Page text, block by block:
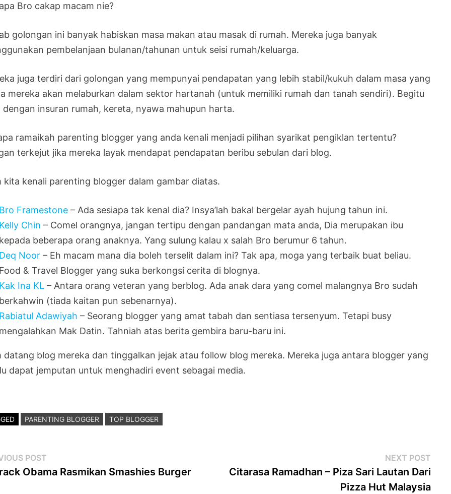
Bro cakap macam nie?
golongan ini banyak habiskan masa makan atau masak di rumah. Mereka juga banyak
pembelanjaan bulanan/tahunan untuk seisi rumah/keluarga.
juga terdiri dari golongan yang mempunyai pendapatan yang lebih stabil/kukuh dalam masa yang
mereka akan melaburkan dalam sektor hartanah (untuk memiliki rumah dan tanah sendiri). Begitu
dengan insuran rumah, kereta, nyawa mahupun harta.
ramaikah parenting blogger yang anda kenali menjadi pilihan syarikat pengiklan tertentu?
terkejut jika mereka layak mendapat pendapatan beribu sebulan dari blog.
kita kenali parenting blogger dalam gambar diatas.
Framestone – Ada sesiapa tak kenal dia? Insya’lah bakal bergelar ayah hujung tahun ini.
Chin – Comel orangnya, jangan tertipu dengan pandangan mata anda, Dia merupakan ibu
beberapa orang anaknya. Yang sulung kalau x salah Bro berumur 6 tahun.
Noor – Eh macam mana dia boleh terselit dalam ini? Tak apa, moga yang terbaik buat beliau.
& Travel Blogger yang suka berkongsi cerita di blognya.
Ina KL – Antara orang veteran yang berblog. Ada anak dara yang comel malangnya Bro sudah
(tiada kaitan pun sebenarnya).
Adawiyah – Seorang blogger yang amat tabah dan sentiasa tersenyum. Tetapi busy
Mak Datin. Tahniah atas berita gembira baru-baru ini.
datang blog mereka dan tinggalkan jejak atau follow blog mereka. Mereka juga antara blogger yang
dapat jemputan untuk menghadiri event sebagai media.
PARENTING BLOGGER TOP BLOGGER
POST
post:
Obama Rasmikan Smashies Burger
NEXT POSTNext
Citarasa Ramadhan – Piza Sari Lautan Dari
Pizza Hut Malaysia